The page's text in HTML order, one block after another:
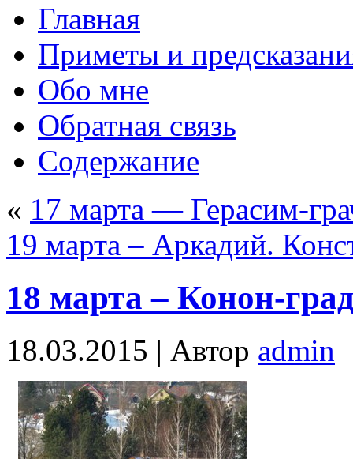
Главная
Приметы и
Обо мне
Обратная связь
Содержание
« 17 марта — Герасим-
19 марта – Аркадий.
18 марта – Конон-
18.03.2015 | Автор admin